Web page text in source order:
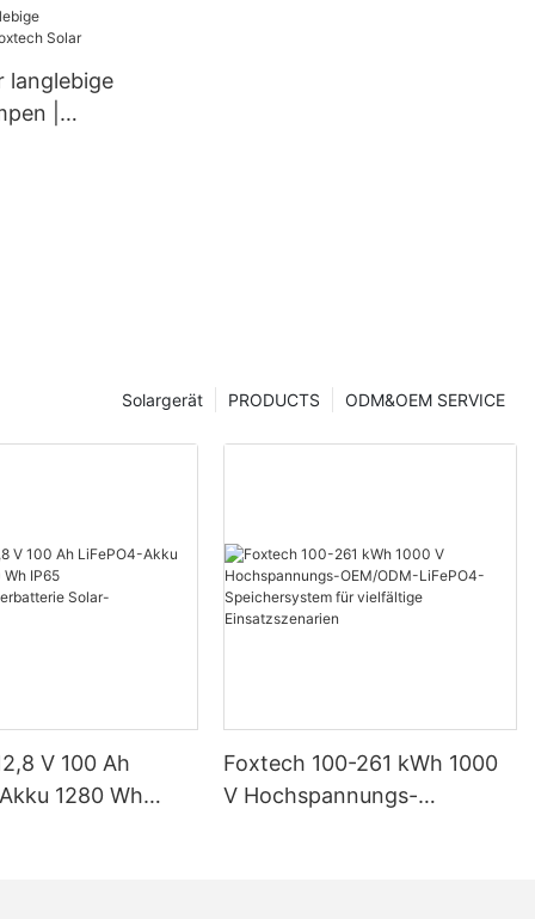
132
langlebige
|
ODM&OEM SERVICE
PRODUCTS
Solargerät
V 100 Ah
1280 Wh
Foxtech 100-261 kWh 1000
V Hochspannungs-